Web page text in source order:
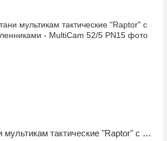
Штани мультикам тактические "Raptor" с наколенниками - MultiCam 52/5